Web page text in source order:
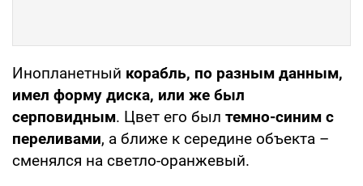
Инопланетный корабль, по разным данным,
имел форму диска, или же был
серповидным. Цвет его был темно-синим с
переливами, а ближе к середине объекта –
сменялся на светло-оранжевый.